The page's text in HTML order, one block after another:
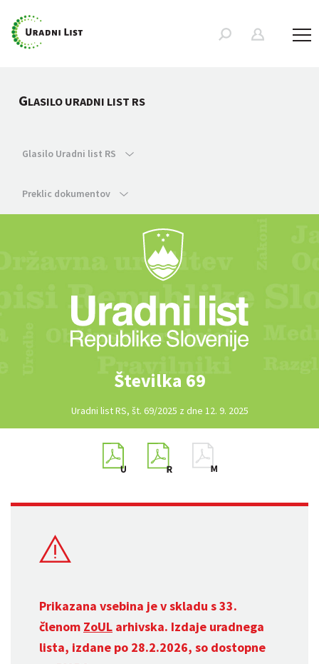
GLASILO URADNI LIST RS
Glasilo Uradni list RS
Preklic dokumentov
Številka 69
Uradni list RS, št. 69/2025 z dne 12. 9. 2025
Prikazana vsebina je v skladu s 33.
členom ZoUL arhivska. Izdaje uradnega
lista, izdane po 28.2.2026, so dostopne